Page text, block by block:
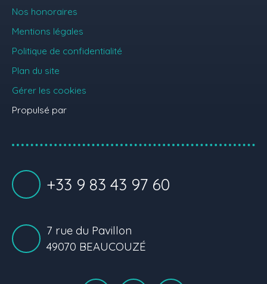
Nos honoraires
Mentions légales
Politique de confidentialité
Plan du site
Gérer les cookies
Propulsé par
+33 9 83 43 97 60
7 rue du Pavillon
49070 BEAUCOUZÉ